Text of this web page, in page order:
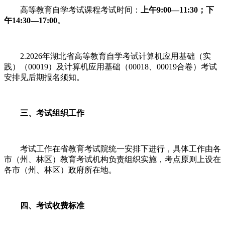
高等教育自学考试课程考试时间：
上午9:00—11:30；下
午14:30—17:00。
2.2026年湖北省高等教育自学考试计算机应用基础（实
践）（00019）及计算机应用基础（00018、00019合卷）考试
安排见后期报名须知。
三、考试组织工作
考试工作在省教育考试院统一安排下进行，具体工作由各
市（州、林区）教育考试机构负责组织实施，考点原则上设在
各市（州、林区）政府所在地。
四、考试收费标准